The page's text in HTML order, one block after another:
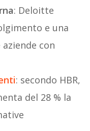
: Deloitte
e una
con
: secondo HBR,
del 28 % la